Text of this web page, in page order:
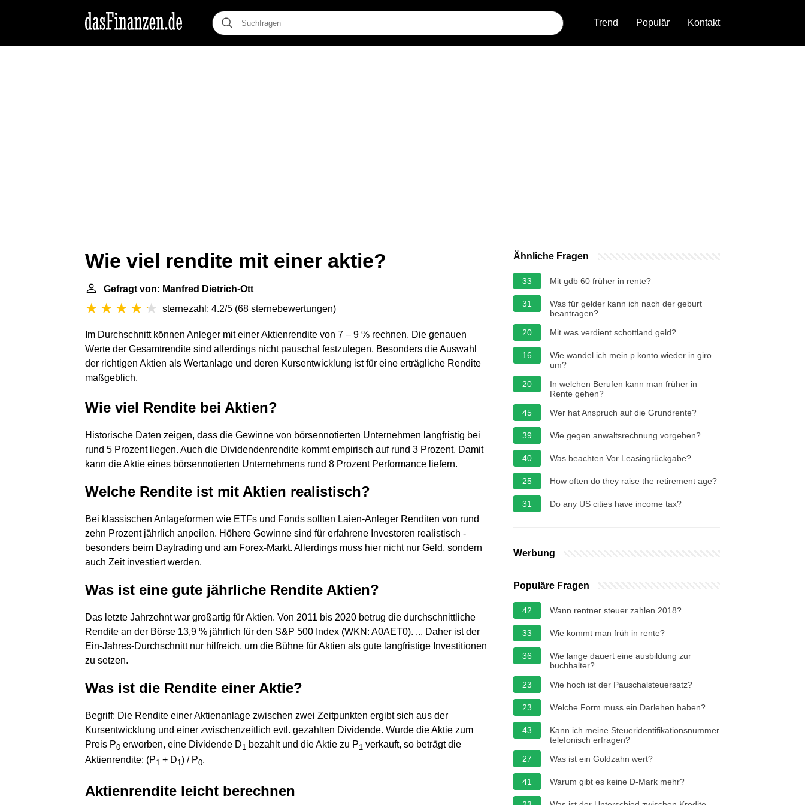
Trend Populär Kontakt
Wie viel rendite mit einer aktie?
Gefragt von: Manfred Dietrich-Ott
sternezahl: 4.2/5 (68 sternebewertungen)
Im Durchschnitt können Anleger mit einer Aktienrendite von 7 – 9 % rechnen. Die genauen
Werte der Gesamtrendite sind allerdings nicht pauschal festzulegen. Besonders die Auswahl
der richtigen Aktien als Wertanlage und deren Kursentwicklung ist für eine erträgliche Rendite
maßgeblich.
Wie viel Rendite bei Aktien?
Historische Daten zeigen, dass die Gewinne von börsennotierten Unternehmen langfristig bei
rund 5 Prozent liegen. Auch die Dividendenrendite kommt empirisch auf rund 3 Prozent. Damit
kann die Aktie eines börsennotierten Unternehmens rund 8 Prozent Performance liefern.
Welche Rendite ist mit Aktien realistisch?
Bei klassischen Anlageformen wie ETFs und Fonds sollten Laien-Anleger Renditen von rund
zehn Prozent jährlich anpeilen. Höhere Gewinne sind für erfahrene Investoren realistisch -
besonders beim Daytrading und am Forex-Markt. Allerdings muss hier nicht nur Geld, sondern
auch Zeit investiert werden.
Was ist eine gute jährliche Rendite Aktien?
Das letzte Jahrzehnt war großartig für Aktien. Von 2011 bis 2020 betrug die durchschnittliche
Rendite an der Börse 13,9 % jährlich für den S&P 500 Index (WKN: A0AET0). ... Daher ist der
Ein-Jahres-Durchschnitt nur hilfreich, um die Bühne für Aktien als gute langfristige Investitionen
zu setzen.
Was ist die Rendite einer Aktie?
Begriff: Die Rendite einer Aktienanlage zwischen zwei Zeitpunkten ergibt sich aus der
Kursentwicklung und einer zwischenzeitlich evtl. gezahlten Dividende. Wurde die Aktie zum
Preis P0 erworben, eine Dividende D1 bezahlt und die Aktie zu P1 verkauft, so beträgt die
Aktienrendite: (P1 + D1) / P0.
Aktienrendite leicht berechnen
Ähnliche Fragen
33 Mit gdb 60 früher in rente?
31
Was für gelder kann ich nach der geburt
beantragen?
20
Mit was verdient schottland.geld?
16
Wie wandel ich mein p konto wieder in giro
um?
20
In welchen Berufen kann man früher in
Rente gehen?
45
Wer hat Anspruch auf die Grundrente?
39 Wie gegen anwaltsrechnung vorgehen?
40 Was beachten Vor Leasingrückgabe?
25 How often do they raise the retirement age?
31 Do any US cities have income tax?
Werbung
Populäre Fragen
42 Wann rentner steuer zahlen 2018?
33 Wie kommt man früh in rente?
36
Wie lange dauert eine ausbildung zur
buchhalter?
23
Wie hoch ist der Pauschalsteuersatz?
23 Welche Form muss ein Darlehen haben?
43
Kann ich meine Steueridentifikationsnummer
telefonisch erfragen?
27
Was ist ein Goldzahn wert?
41 Warum gibt es keine D-Mark mehr?